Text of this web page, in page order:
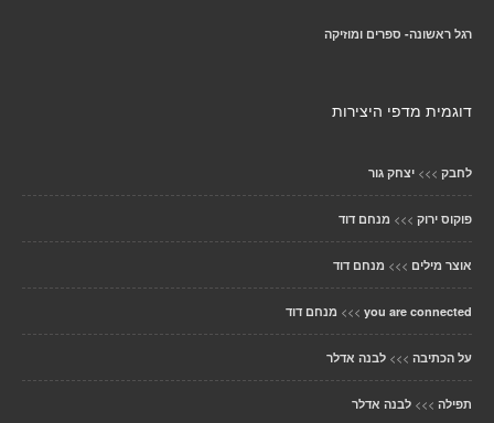
רגל ראשונה- ספרים ומוזיקה
דוגמית מדפי היצירות
לחבק >>> יצחק גור
פוקוס ירוק >>> מנחם דוד
אוצר מילים >>> מנחם דוד
you are connected
>>> מנחם דוד
על הכתיבה >>> לבנה אדלר
תפילה >>> לבנה אדלר